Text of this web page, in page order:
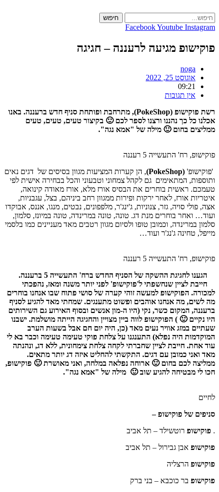
to
content
חיפוש
FacebookYoutube Instagram
פוקישופ מגיעה לרעננה – חגיגה
noga
אוגוסט 25, 2022
09:21
אין תגובות
רשת פוקישופ (PokeShop)
, מתרחבת ופותחת סניף חדש ברעננה. באנו
אכלנו כל כך נהננו ורצנו לספר לכם 🙂 בקיצור טעים, טעים, טעים
ממליצים בחום 🙂 מילה של "אמא נגה".
פוקישופ, רח' התעשייה 5 רעננה
'פוקישופ' (PokeShop)
, הן קערות המציעות מגוון בסיסים של דגים נאים
ותוספות, המתאימים גם לקהל צמחוני וטבעוני והכל בבחירה אישית לפי
טעמכם. ראשית בוחרים את הבסיס אורז מלא, אורז מאודה קינואה,
איטריות אורז, לאחר ירקות ופירות ממגוון רחב ביניהם, בצל, עגבניות,
אצה, פולי סויה, גזר, צנוניות, ג'ינג'ר, מלפפונים, נבטים, מנגו, אננס, אבוקדו
ועוד… ואחר בוחרים מנת דג. טונה, טונה במרינדה, טונה במיונז, סלמון,
סלמון במרינדה, וכמובן טופו ולסיום מגוון רטבים מאד מעניינים כמו בלסמי
מייפל, טחינה ג'נג'ר ועוד…
פוקישופ, רח' התעשייה 5 רעננה
הגענו לחגיגת ההשקה של הסניף החדש ברח' התעשייה 5 ברעננה.
חייבת לציין שנחשפתי ל'פוקישופ' לפני יותר משנה ומאז, נהפכתי
למכורה. הפוקישופ למעשה זוהי קערה של סושי פתוח שבו אנחנו בוחרים
מה לשים, מה אנחנו אוהבים ופשוט מתענגים. שמחתי מאד להגיע לסניף
ברעננה, המקום כשר, נקי (היו ה-מון אנשים ובסוף האירוע גם השירותים
היו נקיים 🙂 ) הפוקישופ לווה ביין מצויין והחגיגה הייתה מושלמת. ישבנו
שעתיים במזג אוויר נעים מאד (כן, היה יום חם אבל בשעות הערב
המוקדמות היה נפלא) התענגנו על צלחת פוקי טעימה טעימה וכבר בא לי
עוד אחת. חייבת לציין שחברתי לקחה צלחת צימחונית, ללא דג, ונהנתה
מאד ואני כמובן עם דגים. התקשתי להחליט איזה דג יותר מתאים.
ממליצה לכם בחום 🙂 ארוחה נפלאה במלחה, ואני מאושרת 🙂 פוקישופ,
חכו לי מבטיחה להגיע שוב 🙂 מילה של "אמא נגה".
לחיים
סניפים של פוקישופ –
. פוקישופ רוטשילד – תל אביב
פוקישופ אבן גבירול – תל אביב
פוקישופ הרצליה
פוקישופ בר כוכבא – בני ברק